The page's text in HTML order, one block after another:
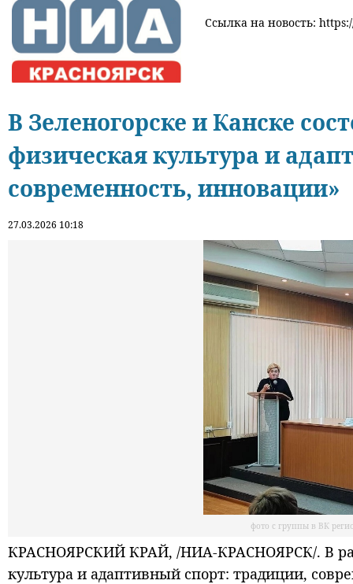
Ссылка на новость:
В Зеленогорске и Канске
физическая культура и
современность, инновации»
27.03.2026 10:18
фото с группы в ВК
КРАСНОЯРСКИЙ КРАЙ, /НИА-КРАСНОЯРСК/. В
культура и адаптивный спорт: традиции,